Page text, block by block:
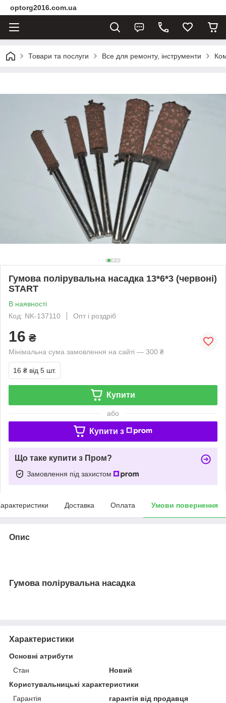
optorg2016.com.ua
Товари та послуги Все для ремонту, інструменти
Гумова полірувальна насадка 13*6*3 (червоні)
START
В наявності
Код: NK-137110
Опт і роздріб
16 ₴
Мінімальна сума замовлення на сайті — 300 ₴
16 ₴ від 5 шт.
Купити
або
Купити з
Що таке купити з Пром?
Замовлення під захистом
Доставка Оплата Умови повернення
Опис
Гумова полірувальна насадка
Характеристики
Основні атрибути
Стан
Новий
Користувальницькі характеристики
Гарантія
гарантія від продавця